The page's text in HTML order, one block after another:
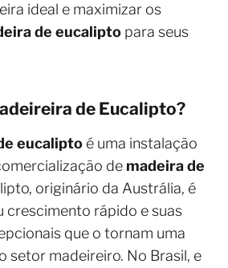
ideal e maximizar os
de eucalipto para seus
de Eucalipto?
eucalipto é uma instalação
de madeira de
originário da Austrália, é
crescimento rápido e suas
que o tornam uma
setor madeireiro. No Brasil, e